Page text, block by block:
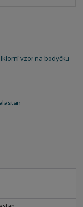
vzor na bodyčku